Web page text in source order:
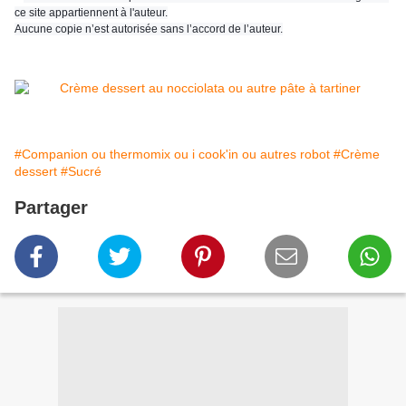
ce site appartiennent à l'auteur.
Aucune copie n’est autorisée sans l’accord de l’auteur.
#Companion ou thermomix ou i cook'in ou autres robot #Crème
dessert #Sucré
Partager